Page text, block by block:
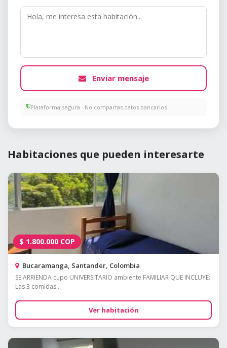
Enviar mensaje
Plataforma segura · No compartas datos bancarios
Habitaciones que pueden interesarte
$ 1.800.000 COP
Bucaramanga, Santander, Colombia
SE ARRIENDA cupo UNIVERSITARIO ambiente FAMILIAR QUE INCLUYE:
Las 3 comidas...
Ver habitación